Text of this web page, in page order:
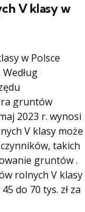
V klasy w
w Polsce
gruntów
2023 r. wynosi
V klasy może
takich
gruntów .
rolnych V klasy
do 70 tys. zł za